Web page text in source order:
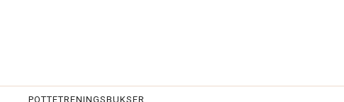
POTTETRENINGSBUKSER